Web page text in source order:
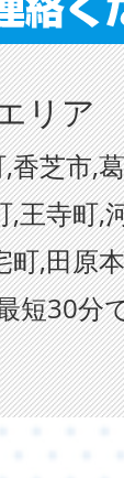
リア
香芝市,
,王寺町,
町,田原
短30分